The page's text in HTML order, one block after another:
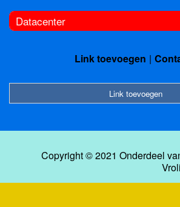
Datacenter
Link toevoegen
Link toevoegen
Copyright © 2021 Onderdeel